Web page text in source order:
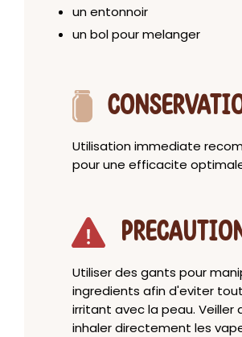
un entonnoir
un bol pour melanger
Utilisation immediate
pour une efficacite
Utiliser des gants pour
ingredients afin d'eviter
irritant avec la peau. Veiller
inhaler directement les